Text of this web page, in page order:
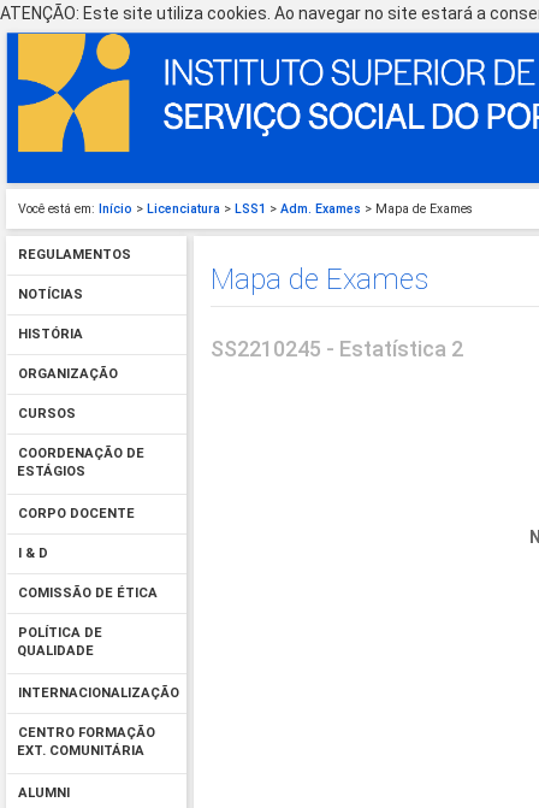
ATENÇÃO: Este site utiliza cookies. Ao navegar no site estará a
Você está em: Início > Licenciatura > LSS1 > Adm. Exames > Mapa de Exames
REGULAMENTOS
NOTÍCIAS
HISTÓRIA
ORGANIZAÇÃO
CURSOS
COORDENAÇÃO DE
ESTÁGIOS
CORPO DOCENTE
I & D
COMISSÃO DE ÉTICA
POLÍTICA DE
QUALIDADE
INTERNACIONALIZAÇÃO
CENTRO FORMAÇÃO
EXT. COMUNITÁRIA
ALUMNI
Mapa de Exames
SS2210245 - Estatística 2